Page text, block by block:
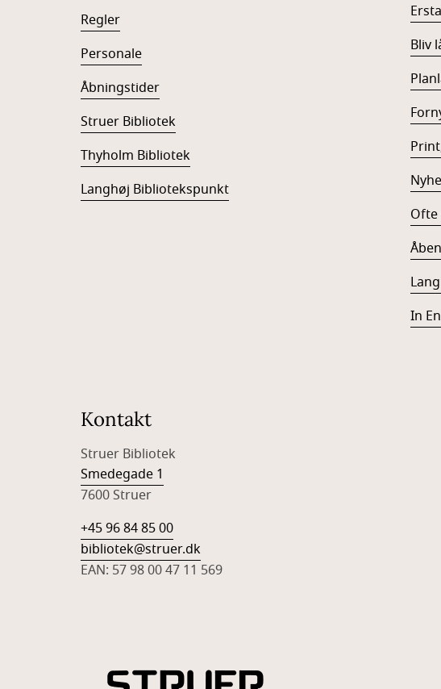
Regler
Personale
Åbningstider
Struer Bibliotek
Thyholm Bibliotek
Langhøj Bibliotekspunkt
Bliv
In
Kontakt
Struer Bibliotek
Smedegade 1
7600 Struer
+45 96 84 85 00
bibliotek@struer.dk
EAN: 57 98 00 47 11 569